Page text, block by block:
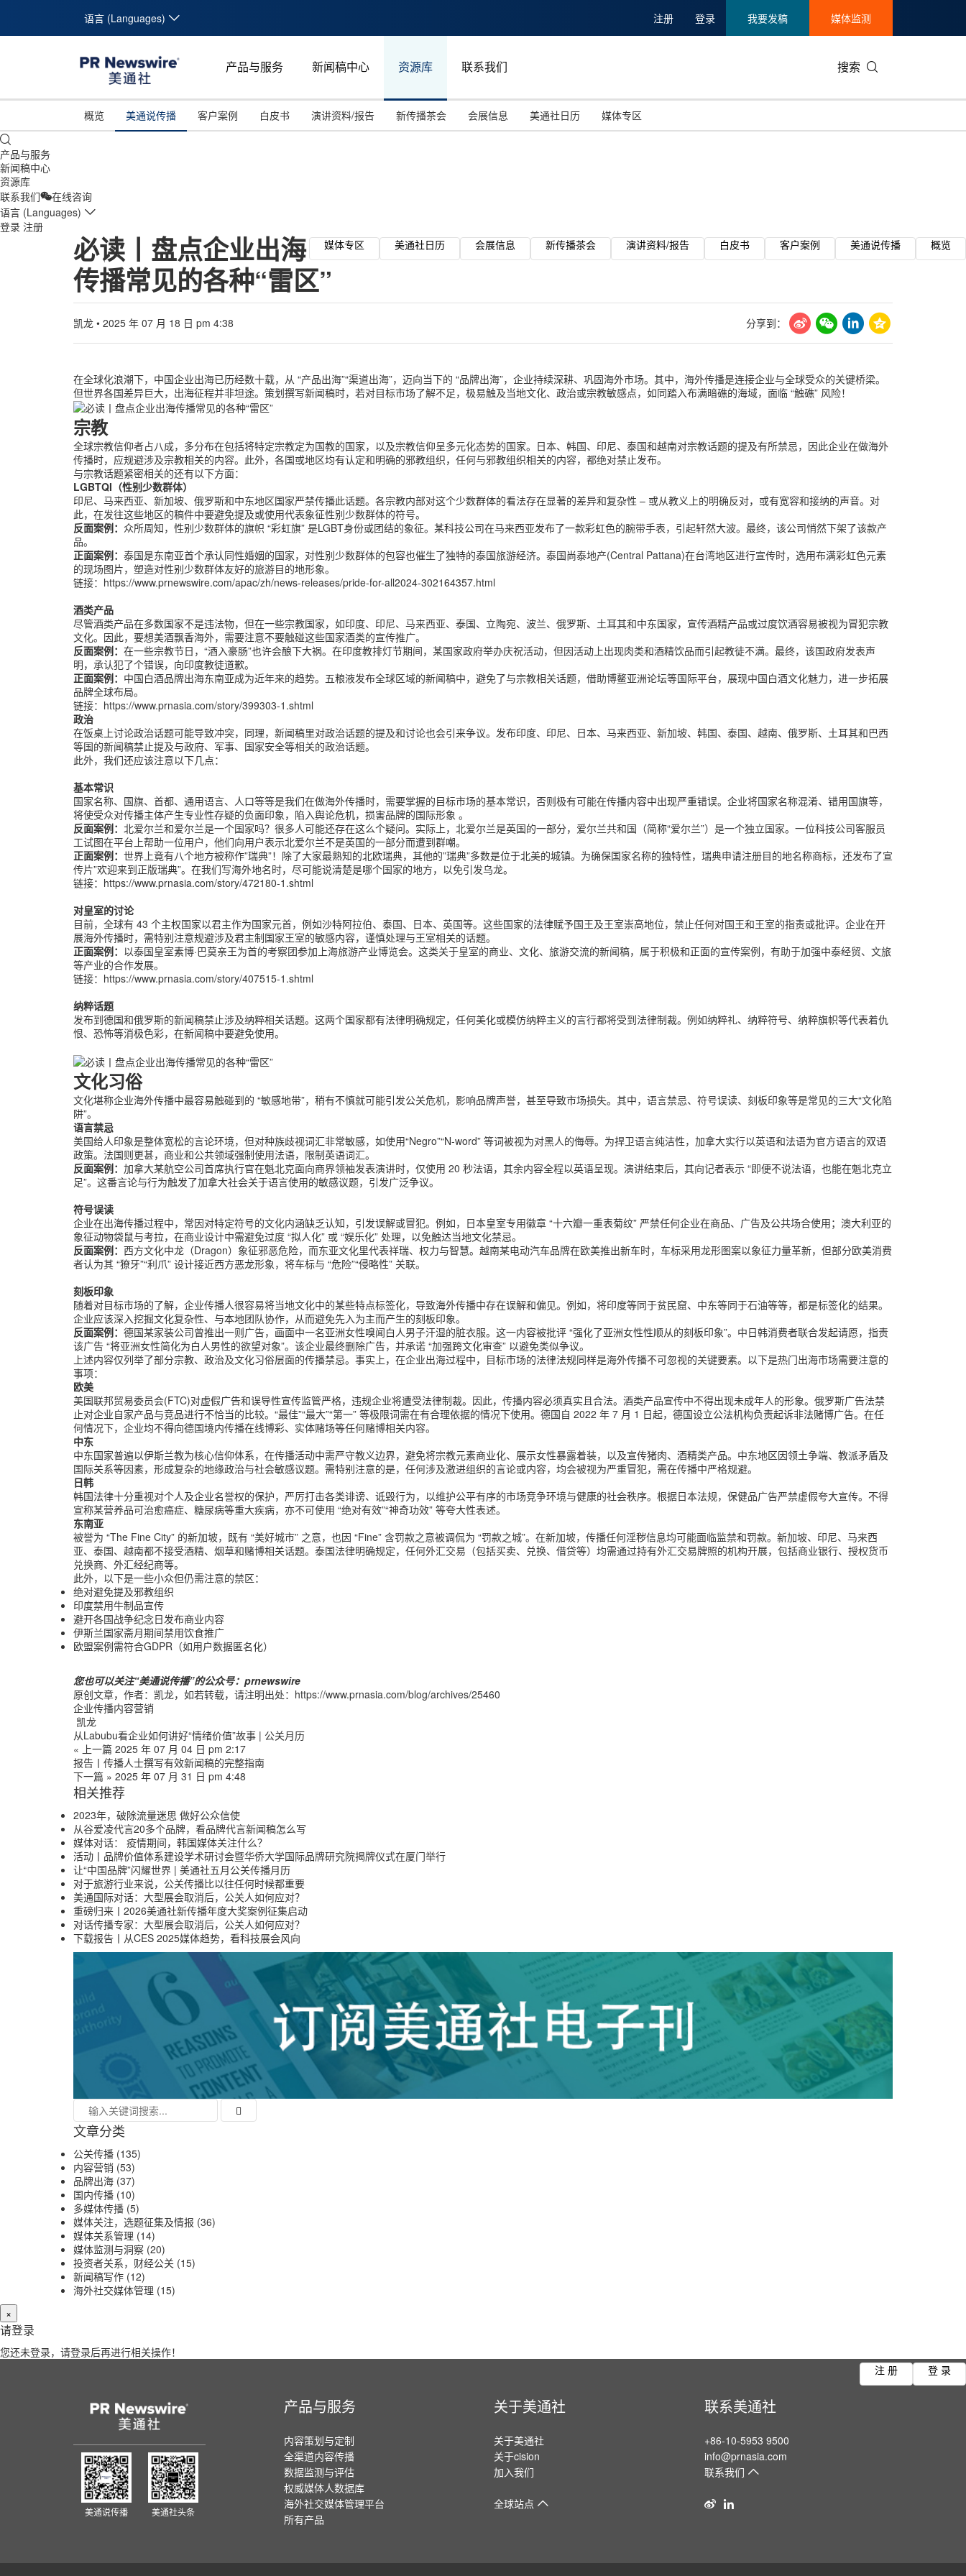
语言 (Languages) 注册 登录 我要发稿 媒体监测
产品与服务 新闻稿中心 资源库 联系我们 搜索
概览 美通说传播 客户案例 白皮书 演讲资料/报告 新传播茶会 会展信息 美通社日历 媒体专区
产品与服务
新闻稿中心
资源库
联系我们
在线咨询
语言 (Languages)
登录 注册
概览
美通说传播
客户案例
白皮书
演讲资料/报告
新传播茶会
会展信息
美通社日历
媒体专区
必读丨盘点企业出海
传播常见的各种“雷区”
凯龙 • 2025 年 07 月 18 日 pm 4:38 分享到：
在全球化浪潮下，中国企业出海已历经数十载，从 “产品出海”“渠道出海”，迈向当下的 “品牌出海”，企业持续深耕、巩固海外市场。其中，海外传播是连接企业与全球受众的关键桥梁。
但世界各国差异巨大，出海征程并非坦途。策划撰写新闻稿时，若对目标市场了解不足，极易触及当地文化、政治或宗教敏感点，如同踏入布满暗礁的海域，面临 “触礁” 风险！
宗教
全球宗教信仰者占八成，多分布在包括将特定宗教定为国教的国家，以及宗教信仰呈多元化态势的国家。日本、韩国、印尼、泰国和越南对宗教话题的提及有所禁忌，因此企业在做海外
传播时，应规避涉及宗教相关的内容。此外，各国或地区均有认定和明确的邪教组织，任何与邪教组织相关的内容，都绝对禁止发布。
与宗教话题紧密相关的还有以下方面：
LGBTQI（性别少数群体）
印尼、马来西亚、新加坡、俄罗斯和中东地区国家严禁传播此话题。各宗教内部对这个少数群体的看法存在显著的差异和复杂性 – 或从教义上的明确反对，或有宽容和接纳的声音。对
此，在发往这些地区的稿件中要避免提及或使用代表象征性别少数群体的符号。
反面案例： 众所周知，性别少数群体的旗帜 “彩虹旗” 是LGBT身份或团结的象征。某科技公司在马来西亚发布了一款彩虹色的腕带手表，引起轩然大波。最终，该公司悄然下架了该款产
品。
正面案例： 泰国是东南亚首个承认同性婚姻的国家，对性别少数群体的包容也催生了独特的泰国旅游经济。泰国尚泰地产(Central Pattana)在台湾地区进行宣传时，选用布满彩虹色元素
的现场图片，塑造对性别少数群体友好的旅游目的地形象。
链接：https://www.prnewswire.com/apac/zh/news-releases/pride-for-all2024-302164357.html
酒类产品
尽管酒类产品在多数国家不是违法物，但在一些宗教国家，如印度、印尼、马来西亚、泰国、立陶宛、波兰、俄罗斯、土耳其和中东国家，宣传酒精产品或过度饮酒容易被视为冒犯宗教
文化。因此，要想美酒飘香海外，需要注意不要触碰这些国家酒类的宣传推广。
反面案例： 在一些宗教节日，“酒入豪肠‌”也许会酿下大祸。在印度教排灯节期间，某国家政府举办庆祝活动，但因活动上出现肉类和酒精饮品而引起教徒不满。最终，该国政府发表声
明，承认犯了个错误，向印度教徒道歉。
正面案例： 中国白酒品牌出海东南亚成为近年来的趋势。五粮液发布全球区域的新闻稿中，避免了与宗教相关话题，借助博鳌亚洲论坛等国际平台，展现中国白酒文化魅力，进一步拓展
品牌全球布局。
链接：https://www.prnasia.com/story/399303-1.shtml
政治
在饭桌上讨论政治话题可能导致冲突，同理，新闻稿里对政治话题的提及和讨论也会引来争议。发布印度、印尼、日本、马来西亚、新加坡、韩国、泰国、越南、俄罗斯、土耳其和巴西
等国的新闻稿禁止提及与政府、军事、国家安全等相关的政治话题。
此外，我们还应该注意以下几点：
基本常识
国家名称、国旗、首都、通用语言、人口等等是我们在做海外传播时，需要掌握的目标市场的基本常识，否则极有可能在传播内容中出现严重错误。企业将国家名称混淆、错用国旗等，
将使受众对传播主体产生专业性存疑的负面印象，陷入舆论危机，损害品牌的国际形象 。
反面案例： 北爱尔兰和爱尔兰是一个国家吗？很多人可能还存在这么个疑问。实际上，北爱尔兰是英国的一部分，爱尔兰共和国（简称“爱尔兰”）是一个独立国家。一位科技公司客服员
工试图在平台上帮助一位用户，他们向用户表示北爱尔兰不是英国的一部分而遭到群嘲。
正面案例： 世界上竟有八个地方被称作”瑞典”！除了大家最熟知的北欧瑞典，其他的”瑞典”多数是位于北美的城镇。为确保国家名称的独特性，瑞典申请注册目的地名称商标，还发布了宣
传片”欢迎来到正版瑞典”。在我们写海外地名时，尽可能说清楚是哪个国家的地方，以免引发乌龙。
链接：https://www.prnasia.com/story/472180-1.shtml
对皇室的讨论
目前，全球有 43 个主权国家以君主作为国家元首，例如沙特阿拉伯、泰国、日本、英国等。这些国家的法律赋予国王及王室崇高地位，禁止任何对国王和王室的指责或批评。企业在开
展海外传播时，需特别注意规避涉及君主制国家王室的敏感内容，谨慎处理与王室相关的话题。
正面案例： 以泰国皇室素博·巴莫亲王为首的考察团参加上海旅游产业博览会。这类关于皇室的商业、文化、旅游交流的新闻稿，属于积极和正面的宣传案例，有助于加强中泰经贸、文旅
等产业的合作发展。
链接：https://www.prnasia.com/story/407515-1.shtml
纳粹话题
发布到德国和俄罗斯的新闻稿禁止涉及纳粹相关话题。‌这两个国家都有法律明确规定，任何美化或模仿纳粹主义的言行都将受到法律制裁。例如纳粹礼、纳粹符号、纳粹旗帜等代表着仇
恨、恐怖等消极色彩，在新闻稿中要避免使用。
文化习俗
文化堪称企业海外传播中最容易触碰到的 “敏感地带”，稍有不慎就可能引发公关危机，影响品牌声誉，甚至导致市场损失。其中，语言禁忌、符号误读、刻板印象等是常见的三大“文化陷
阱”。
语言禁忌
美国给人印象是整体宽松的言论环境，但对种族歧视词汇非常敏感，如使用“Negro”“N-word” 等词被视为对黑人的侮辱。为捍卫语言纯洁性，加拿大实行以英语和法语为官方语言的双语
政策。法国则更甚，商业和公共领域强制使用法语，限制英语词汇。
反面案例： 加拿大某航空公司首席执行官在魁北克面向商界领袖发表演讲时，仅使用 20 秒法语，其余内容全程以英语呈现。演讲结束后，其向记者表示 “即便不说法语，也能在魁北克立
足”。这番言论与行为触发了加拿大社会关于语言使用的敏感议题，引发广泛争议。
符号误读
企业在出海传播过程中，常因对特定符号的文化内涵缺乏认知，引发误解或冒犯。例如，日本皇室专用徽章 “十六瓣一重表菊纹” 严禁任何企业在商品、广告及公共场合使用；澳大利亚的
象征动物袋鼠与考拉，在商业设计中需避免过度 “拟人化” 或 “娱乐化” 处理，以免触达当地文化禁忌。
反面案例： 西方文化中龙（Dragon）象征邪恶危险，而东亚文化里代表祥瑞、权力与智慧。越南某电动汽车品牌在欧美推出新车时，车标采用龙形图案以象征力量革新，但部分欧美消费
者认为其 “獠牙”“利爪” 设计接近西方恶龙形象，将车标与 “危险”“侵略性” 关联。
刻板印象
随着对目标市场的了解，企业传播人很容易将当地文化中的某些特点标签化，导致海外传播中存在误解和偏见。例如，将印度等同于贫民窟、中东等同于石油等等，都是标签化的结果。
企业应该深入挖掘文化复杂性、与本地团队协作，从而避免先入为主而产生的刻板印象。
反面案例： 德国某家装公司曾推出一则广告，画面中一名亚洲女性嗅闻白人男子汗湿的脏衣服。这一内容被批评 “强化了亚洲女性性顺从的刻板印象”。中日韩消费者联合发起请愿，指责
该广告 “将亚洲女性简化为白人男性的欲望对象”。该企业最终删除广告，并承诺 “加强跨文化审查” 以避免类似争议。
上述内容仅列举了部分宗教、政治及文化习俗层面的传播禁忌。事实上，在企业出海过程中，目标市场的法律法规同样是海外传播不可忽视的关键要素。以下是热门出海市场需要注意的
事项：
欧美
美国联邦贸易委员会(FTC)对虚假广告和误导性宣传监管严格，违规企业将遭受法律制裁。因此，传播内容必须真实且合法。酒类产品宣传中不得出现未成年人的形象。俄罗斯广告法禁
止对企业自家产品与竞品进行不恰当的比较。“最佳”“最大”“第一” 等极限词需在有合理依据的情况下使用。德国自 2022 年 7 月 1 日起，德国设立公法机构负责起诉非法赌博广告。在任
何情况下，企业均不得向德国境内传播在线博彩、实体赌场等任何赌博相关内容。
中东
中东国家普遍以伊斯兰教为核心信仰体系，在传播活动中需严守教义边界，避免将宗教元素商业化、展示女性暴露着装，以及宣传猪肉、酒精类产品。中东地区因领土争端、教派矛盾及
国际关系等因素，形成复杂的地缘政治与社会敏感议题。需特别注意的是，任何涉及激进组织的言论或内容，均会被视为严重冒犯，需在传播中严格规避。
日韩
韩国法律十分重视对个人及企业名誉权的保护，严厉打击各类诽谤、诋毁行为，以维护公平有序的市场竞争环境与健康的社会秩序。根据日本法规，保健品广告严禁虚假夸大宣传。不得
宣称某营养品可治愈癌症、糖尿病等重大疾病，亦不可使用 “绝对有效”“神奇功效” 等夸大性表述。
东南亚
被誉为 “The Fine City” 的新加坡，既有 “美好城市” 之意，也因 “Fine” 含罚款之意被调侃为 “罚款之城”。在新加坡，传播任何淫秽信息均可能面临监禁和罚款。新加坡、印尼、马来西
亚、泰国、越南都不接受酒精、烟草和赌博相关话题。泰国法律明确规定，任何外汇交易（包括买卖、兑换、借贷等）均需通过持有外汇交易牌照的机构开展，包括商业银行、授权货币
兑换商、外汇经纪商等。
此外，以下是一些小众但仍需注意的禁区：
绝对避免提及邪教组织
印度禁用牛制品宣传
避开各国战争纪念日发布商业内容
伊斯兰国家斋月期间禁用饮食推广
欧盟案例需符合GDPR （如用户数据匿名化）
您也可以关注“美通说传播”的公众号：prnewswire
原创文章，作者：凯龙，如若转载，请注明出处：https://www.prnasia.com/blog/archives/25460
企业传播内容营销
凯龙
从Labubu看企业如何讲好“情绪价值”故事 | 公关月历
« 上一篇 2025 年 07 月 04 日 pm 2:17
报告丨传播人士撰写有效新闻稿的完整指南
下一篇 » 2025 年 07 月 31 日 pm 4:48
相关推荐
2023年，破除流量迷思 做好公众信使
从谷爱凌代言20多个品牌，看品牌代言新闻稿怎么写
媒体对话： 疫情期间，韩国媒体关注什么？
活动丨品牌价值体系建设学术研讨会暨华侨大学国际品牌研究院揭牌仪式在厦门举行
让“中国品牌”闪耀世界 | 美通社五月公关传播月历
对于旅游行业来说，公关传播比以往任何时候都重要
美通国际对话：大型展会取消后，公关人如何应对？
重磅归来丨2026美通社新传播年度大奖案例征集启动
对话传播专家：大型展会取消后，公关人如何应对？
下载报告丨从CES 2025媒体趋势，看科技展会风向
文章分类
公关传播 (135)
内容营销 (53)
品牌出海 (37)
国内传播 (10)
多媒体传播 (5)
媒体关注，选题征集及情报 (36)
媒体关系管理 (14)
媒体监测与洞察 (20)
投资者关系，财经公关 (15)
新闻稿写作 (12)
海外社交媒体管理 (15)
×
请登录
您还未登录，请登录后再进行相关操作！
登 录
注 册
美通说传播 美通社头条
产品与服务
内容策划与定制
全渠道内容传播
数据监测与评估
权威媒体人数据库
海外社交媒体管理平台
所有产品
关于美通社
关于美通社
关于cision
加入我们
全球站点
联系美通社
+86-10-5953 9500
info@prnasia.com
联系我们